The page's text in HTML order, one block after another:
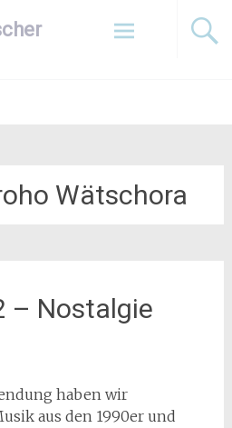
Wätschora
– Nostalgie
haben wir
aus den 1990er und